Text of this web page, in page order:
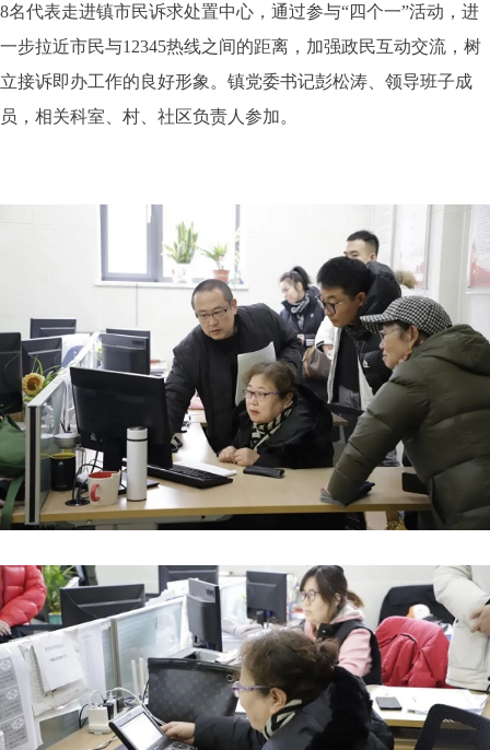
8名代表走进镇市民诉求处置中心，通过参与“四个一”活动，进
一步拉近市民与12345热线之间的距离，加强政民互动交流，树
立接诉即办工作的良好形象。镇党委书记彭松涛、领导班子成
员，相关科室、村、社区负责人参加。